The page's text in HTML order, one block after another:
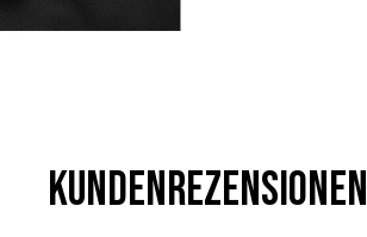
Kundenrezensionen